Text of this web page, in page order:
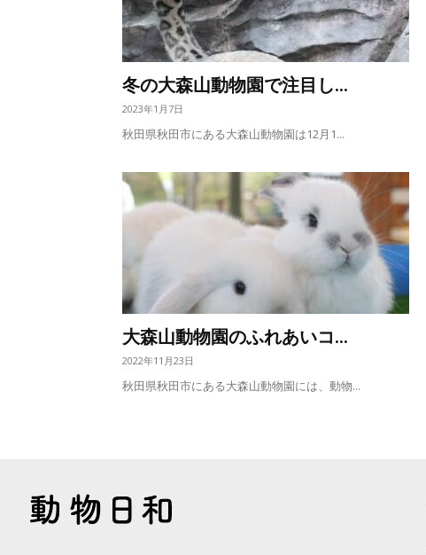
冬の大森山動物園で注目し...
2023年1月7日
秋田県秋田市にある大森山動物園は12月1...
大森山動物園のふれあいコ...
2022年11月23日
秋田県秋田市にある大森山動物園には、動物...